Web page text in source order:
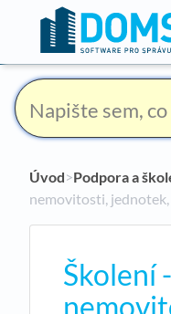
Úvod​>​Podpora a
nemovitosti,
Školení